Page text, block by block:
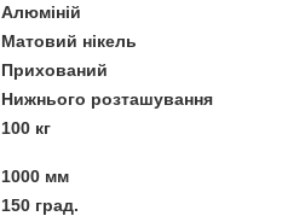
Алюміній
Матовий нікель
Прихований
Нижнього розташування
100 кг
1000 мм
150 град.